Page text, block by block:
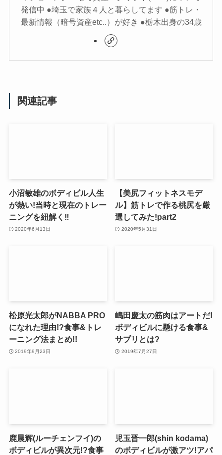
発信中 ●埼玉で家族４人と暮らしてます ●筋トレ・
最新情報（暗号資産etc..）が好き ●栃木出身の34歳
関連記事
小沼敏雄のボディビル人生
が熱い!当時と現在のトレー
ニングを紐解く‼︎
2020年6月13日
【美尻フィットネスモデ
ル】筋トレで作る桃尻を厳
選してみた!part2
2020年5月31日
松原光太郎がNABBA PRO
になれた理由!?食事&トレ
ーニング法まとめ!!
2019年9月23日
嶋田慶太の筋肉はアートだ!
ボディビルに懸ける食事&
サプリとは?
2019年7月27日
鹿晨辉(ルーチェンフイ)の
ボディビルが異次元!?食事
児玉晋一郎(shin kodama)
のボディビルが激アツ!アパ